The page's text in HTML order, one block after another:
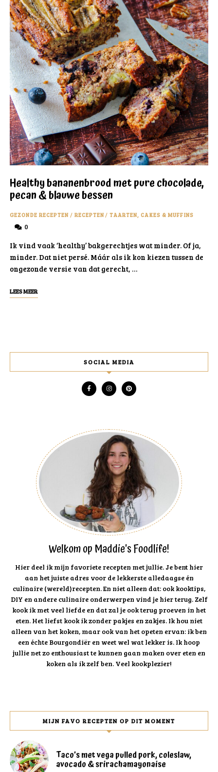
Healthy bananenbrood met pure chocolade,
pecan & blauwe bessen
GEZONDE RECEPTEN / RECEPTEN/ TAARTEN, CAKES & MUFFINS
0
Ik vind vaak ‘healthy’ bakgerechtjes wat minder. Of ja,
minder. Dat niet persé. Máár als ik kon kiezen tussen de
ongezonde versie van dat gerecht, …
LEES MEER
SOCIAL MEDIA
Welkom op Maddie's Foodlife!
Hier deel ik mijn favoriete recepten met jullie. Je bent hier
aan het juiste adres voor de lekkerste alledaagse én
culinaire (wereld)recepten. En niet alleen dat: ook kooktips,
DIY en andere culinaire onderwerpen vind je hier terug. Zelf
kook ik met veel liefde en dat zal je ook terug proeven in het
eten. Het liefst kook ik zonder pakjes en zakjes. Ik hou niet
alleen van het koken, maar ook van het opeten ervan: ik ben
een échte Bourgondiër en weet wel wat lekker is. Ik hoop
jullie net zo enthousiast te kunnen gaan maken over eten en
koken als ik zelf ben. Veel kookplezier!
MIJN FAVO RECEPTEN OP DIT MOMENT
Taco’s met vega pulled pork, coleslaw,
avocado & srirachamayonaise